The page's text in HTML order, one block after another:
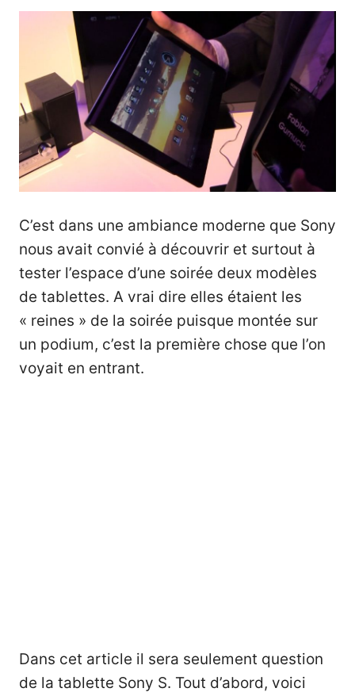
C’est dans une ambiance moderne que Sony
nous avait convié à découvrir et surtout à
tester l’espace d’une soirée deux modèles
de tablettes. A vrai dire elles étaient les
« reines » de la soirée puisque montée sur
un podium, c’est la première chose que l’on
voyait en entrant.
Dans cet article il sera seulement question
de la tablette Sony S. Tout d’abord, voici